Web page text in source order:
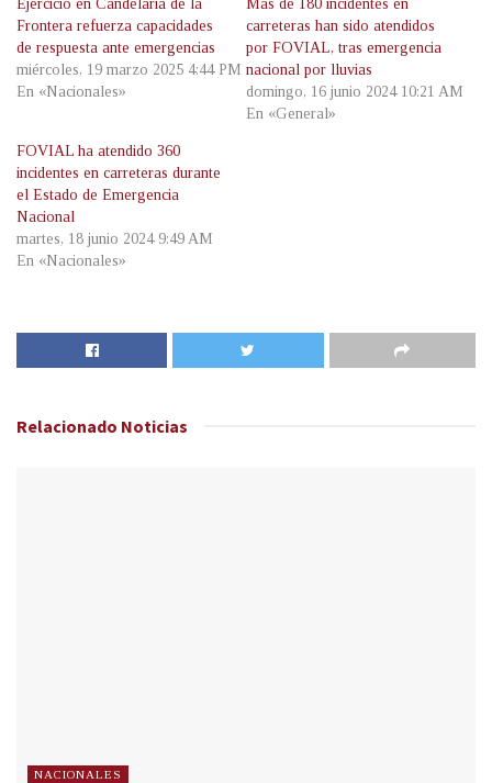
Ejercicio en Candelaria de la
Frontera refuerza capacidades
de respuesta ante emergencias
miércoles, 19 marzo 2025 4:44 PM
En «Nacionales»
Más de 180 incidentes en
carreteras han sido atendidos
por FOVIAL, tras emergencia
nacional por lluvias
domingo, 16 junio 2024 10:21 AM
En «General»
FOVIAL ha atendido 360
incidentes en carreteras durante
el Estado de Emergencia
Nacional
martes, 18 junio 2024 9:49 AM
En «Nacionales»
Relacionado Noticias
NACIONALES